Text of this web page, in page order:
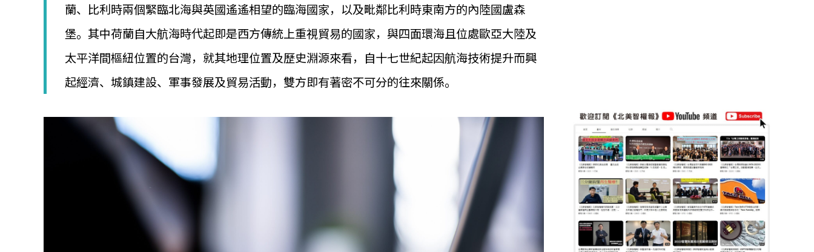
智
財
權
顧
問
│
專
美
國
專
利
蘭、比利時兩個緊臨北海與英國遙遙相望的臨海國家，以及毗鄰比利時東南方的內陸國盧森
堡。其中荷蘭自大航海時代起即是西方傳統上重視貿易的國家，與四面環海且位處歐亞大陸及
太平洋間樞紐位置的台灣，就其地理位置及歷史淵源來看，自十七世紀起因航海技術提升而興
起經濟、城鎮建設、軍事發展及貿易活動，雙方即有著密不可分的往來關係。